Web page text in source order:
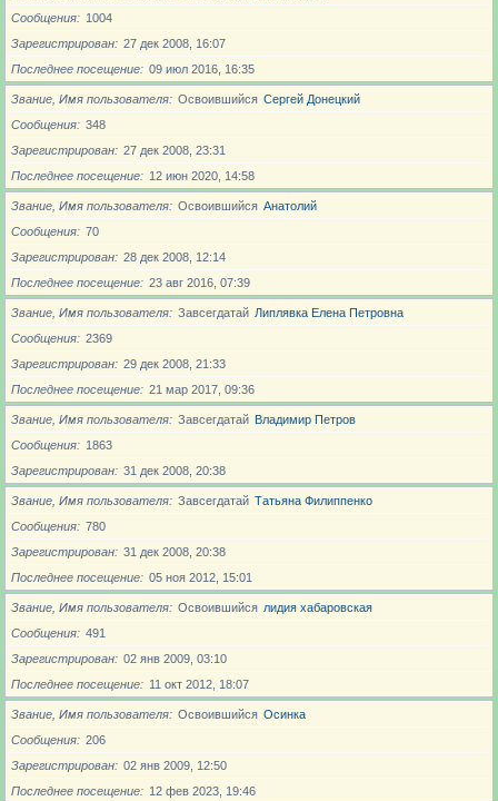
Сообщения
1004
Зарегистрирован
27 дек 2008, 16:07
Последнее посещение
09 июл 2016, 16:35
Звание, Имя пользователя Освоившийся Сергей Донецкий
Сообщения
348
Зарегистрирован
27 дек 2008, 23:31
Последнее посещение
12 июн 2020, 14:58
Звание, Имя пользователя Освоившийся Анатолий
Сообщения
70
Зарегистрирован
28 дек 2008, 12:14
Последнее посещение
23 авг 2016, 07:39
Звание, Имя пользователя Завсегдатай Липлявка Елена Петровна
Сообщения
2369
Зарегистрирован
29 дек 2008, 21:33
Последнее посещение
21 мар 2017, 09:36
Звание, Имя пользователя Завсегдатай Владимир Петров
Сообщения
1863
Зарегистрирован
31 дек 2008, 20:38
Звание, Имя пользователя Завсегдатай Татьяна Филиппенко
Сообщения
780
Зарегистрирован
31 дек 2008, 20:38
Последнее посещение
05 ноя 2012, 15:01
Звание, Имя пользователя Освоившийся лидия хабаровская
Сообщения
491
Зарегистрирован
02 янв 2009, 03:10
Последнее посещение
11 окт 2012, 18:07
Звание, Имя пользователя Освоившийся Осинка
Сообщения
206
Зарегистрирован
02 янв 2009, 12:50
Последнее посещение
12 фев 2023, 19:46